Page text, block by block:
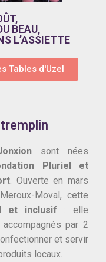
BEAU,
L’ASSIETTE
Tables d'Uzel
sont nées
Pluriel et
. Ouverte en mars
Moval, cette
et inclusif : elle
par 2
et servir
locaux.